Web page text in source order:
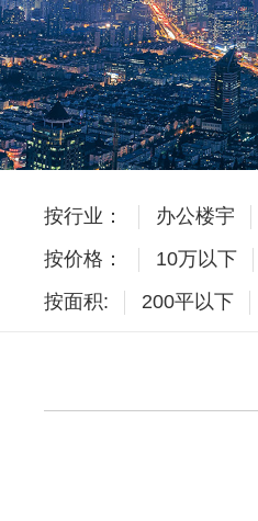
按行业： 办公楼宇
按价格：
10万以下
按面积:
200平以下